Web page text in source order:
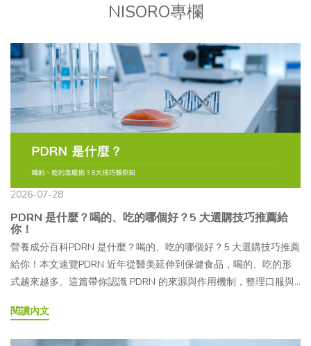
NISORO專欄
2026-07-28
PDRN 是什麼？喝的、吃的哪個好？5 大選購技巧推薦給
你！
營養成分百科PDRN 是什麼？喝的、吃的哪個好？5 大選購技巧推薦
給你！本文速覽PDRN 近年從醫美延伸到保健食品，喝的、吃的形
式越來越多。這篇帶你認識 PDRN 的來源與作用機制，整理口服與
你看懂標示、挑對產品。文章目錄01PDRN 是什麼？從來源與作用
閱讀內文